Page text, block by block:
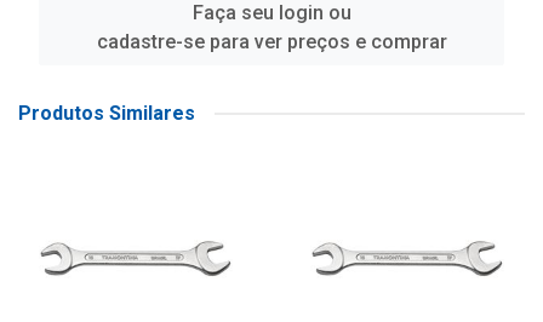
Faça seu login ou
cadastre-se para ver preços e comprar
Produtos Similares